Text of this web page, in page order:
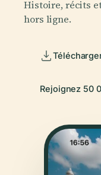
Histoire, récits
hors ligne.
Rejoignez 50